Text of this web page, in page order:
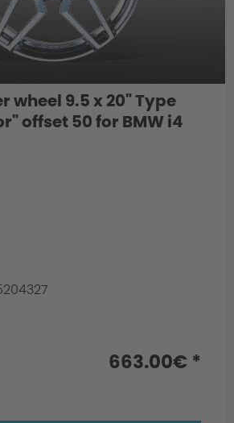
wheel 9.5 x 20" Type
offset 50 for BMW i4
663.00€ *